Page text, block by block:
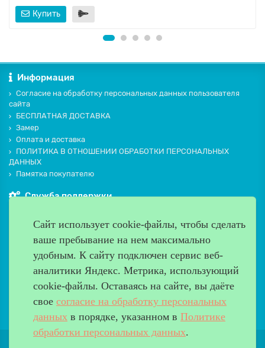
Купить
Информация
Согласие на обработку персональных данных пользователя
сайта
БЕСПЛАТНАЯ ДОСТАВКА
Замер
Оплата и доставка
ПОЛИТИКА В ОТНОШЕНИИ ОБРАБОТКИ ПЕРСОНАЛЬНЫХ
ДАННЫХ
Памятка покупателю
Служба поддержки
Производители
Дополнительно
Наш адрес
Работаем с 9:00 до 20:00
8 (499) 685-33-26
Сайт использует cookie-файлы, чтобы сделать
ваше пребывание на нем максимально
удобным. К cайту подключен сервис веб-
аналитики Яндекс. Метрика, использующий
cookie-файлы. Оставаясь на сайте, вы даёте
свое согласие на обработку персональных
данных в порядке, указанном в Политике
обработки персональных данных.